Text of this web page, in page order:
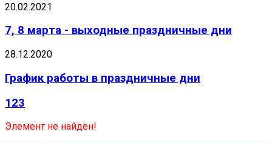
20.02.2021
7, 8 марта - выходные праздничные дни
28.12.2020
График работы в праздничные дни
123
Элемент не найден!